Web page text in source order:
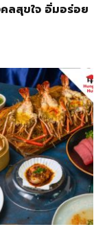
ลสุขใจ อิ่มอร่อย